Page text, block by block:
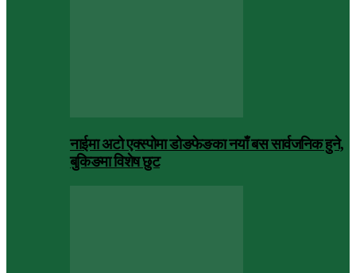
नाईमा अटो एक्स्पोमा डोङफेङका नयाँ बस सार्वजनिक हुने,
बुकिङमा विशेष छुट